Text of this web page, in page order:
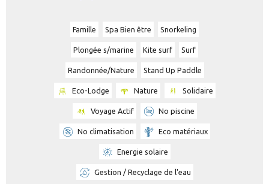
Famille Spa Bien être Snorkeling
Plongée s/marine Kite surf Surf
Randonnée/Nature Stand Up Paddle
Eco-Lodge Nature Solidaire
Voyage Actif No piscine
No climatisation Eco matériaux
Energie solaire
Gestion / Recyclage de l'eau